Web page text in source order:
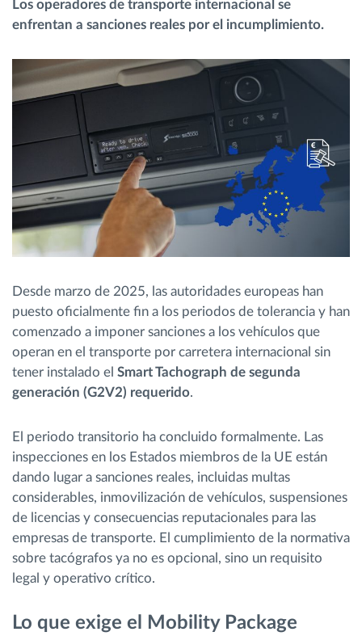
Identificación automática del conductor
Descubrir todas las características
¿Cómo podemos ayudar en el control de la
actividad de su flota?
Los operadores de transporte internacional se
enfrentan a sanciones reales por el incumplimiento.
Desde marzo de 2025, las autoridades europeas han
puesto oficialmente fin a los periodos de tolerancia y han
comenzado a imponer sanciones a los vehículos que
operan en el transporte por carretera internacional sin
tener instalado el Smart Tachograph de segunda
generación (G2V2) requerido.
El periodo transitorio ha concluido formalmente. Las
inspecciones en los Estados miembros de la UE están
dando lugar a sanciones reales, incluidas multas
considerables, inmovilización de vehículos, suspensiones
de licencias y consecuencias reputacionales para las
empresas de transporte. El cumplimiento de la normativa
sobre tacógrafos ya no es opcional, sino un requisito
legal y operativo crítico.
Lo que exige el Mobility Package